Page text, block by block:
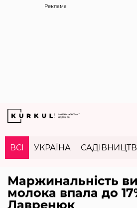
Реклама
ВСІ УКРАЇНА
Маржинальність
молока впала до
Лавренюк